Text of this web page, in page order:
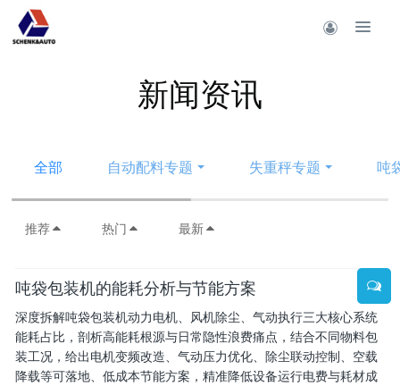
新闻资讯
全部 自动配料专题 失重秤专题 吨
推荐 热门 最新
吨袋包装机的能耗分析与节能方案
深度拆解吨袋包装机动力电机、风机除尘、气动执行三大核心系统
能耗占比，剖析高能耗根源与日常隐性浪费痛点，结合不同物料包
装工况，给出电机变频改造、气动压力优化、除尘联动控制、空载
降载等可落地、低成本节能方案，精准降低设备运行电费与耗材成